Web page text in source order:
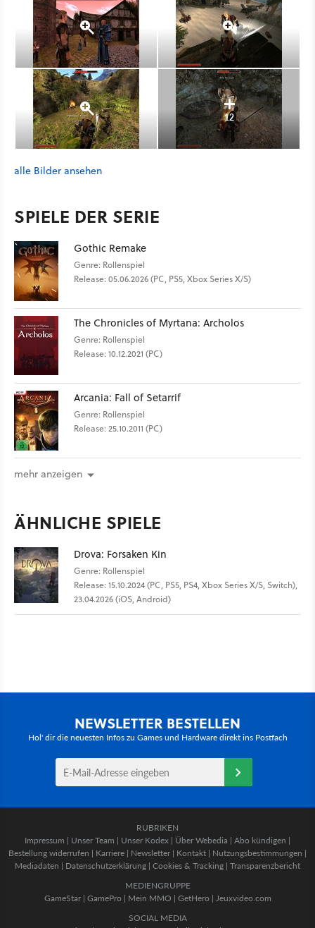
12
alle Bilder ansehen
SPIELE DER SERIE
Gothic Remake
Genre: Rollenspiel
Release: 05.06.2026 (PC, PS5, Xbox Series X/S)
The Chronicles of Myrtana: Archolos
Genre: Rollenspiel
Release: 10.12.2021 (PC)
Arcania: Fall of Setarrif
Genre: Rollenspiel
Release: 25.10.2011 (PC)
mehr anzeigen
ÄHNLICHE SPIELE
Drova: Forsaken Kin
Genre: Rollenspiel
Release: 15.10.2024 (PC, PS5, PS4, Xbox Series X/S, Switch),
23.04.2026 (iOS, Android)
NEWSLETTER BESTELLEN
Hol' dir die neuesten Infos zu Games und Hardware direkt ins Postfach
RUBRIKEN
Impressum | Unser Team | Unser Kodex | Über Webedia | Abo kündigen |
Bestellung widerrufen | Karriere | Newsletter | Kontakt | Nutzungsbestimmungen |
Mediadaten | Datenschutzerklärung | Cookies & Tracking | Transparenzbericht
MEDIENGRUPPE
GameStar| GamePro | Mein MMO | GetHero | Jeuxvideo.com
SOCIAL MEDIA